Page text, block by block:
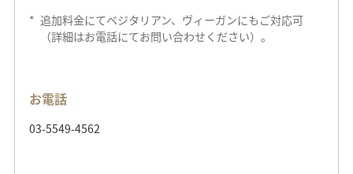
* 追加料金にてベジタリアン、ヴィーガンにもご対応可
（詳細はお電話にてお問い合わせください）。
お電話
03-5549-4562